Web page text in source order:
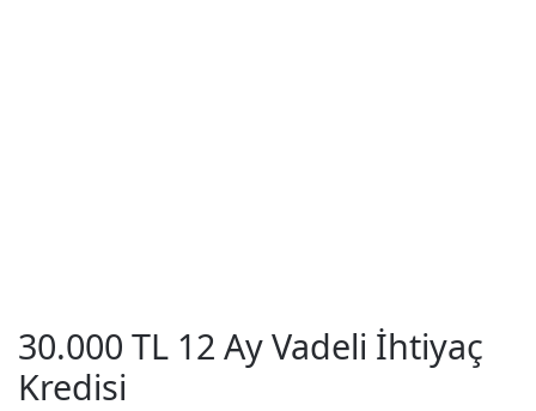
30.000 TL 12 Ay Vadeli İhtiyaç
Kredisi